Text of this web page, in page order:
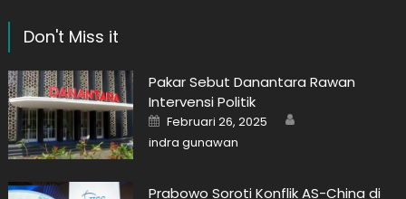
Don't Miss it
Pakar Sebut Danantara Rawan
Intervensi Politik
Posted
on
Februari 26, 2025
indra gunawan
Prabowo Soroti Konflik AS-China di